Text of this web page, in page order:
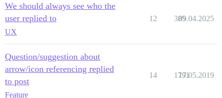
We should always see who the
user replied to
UX
12 385
09.04.2025
Question/suggestion about
arrow/icon referencing replied
to post
Feature
14 1791
17.05.2019